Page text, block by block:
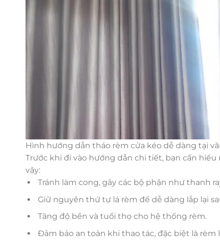
Hình hướng dẫn tháo rèm cửa kéo dễ dàng tại
Trước khi đi vào hướng dẫn chi tiết, bạn cần
vậy:
Tránh làm cong, gãy các bộ phận như thanh
Giữ nguyên thứ tự lá rèm để dễ dàng lắp lại
Tăng độ bền và tuổi thọ cho hệ thống rèm.
Đảm bảo an toàn khi thao tác, đặc biệt là rèm